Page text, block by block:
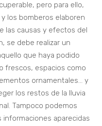
pero para ello,
los bomberos elaboren
las causas y efectos del
se debe realizar un
que haya podido
frescos, espacios como
ornamentales… y
los restos de la lluvia
Tampoco podemos
informaciones aparecidas